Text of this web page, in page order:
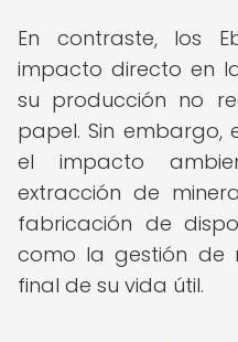
En contraste, los
impacto directo en
su producción no
papel. Sin embargo,
el impacto
extracción de
fabricación de
como la gestión de
final de su vida útil.